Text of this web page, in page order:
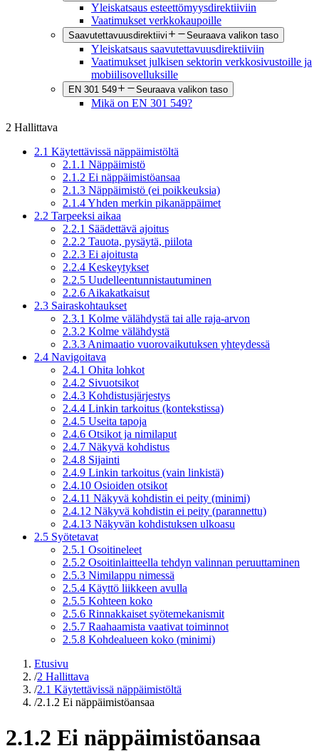
Yleiskatsaus esteettömyysdirektiiviin
Vaatimukset verkkokaupoille
Saavutettavuusdirektiivi Seuraava valikon taso
Yleiskatsaus saavutettavuusdirektiiviin
Vaatimukset julkisen sektorin verkkosivustoille ja
mobiilisovelluksille
EN 301 549 Seuraava valikon taso
Mikä on EN 301 549?
2 Hallittava
2.1 Käytettävissä näppäimistöltä
2.1.1 Näppäimistö
2.1.2 Ei näppäimistöansaa
2.1.3 Näppäimistö (ei poikkeuksia)
2.1.4 Yhden merkin pikanäppäimet
2.2 Tarpeeksi aikaa
2.2.1 Säädettävä ajoitus
2.2.2 Tauota, pysäytä, piilota
2.2.3 Ei ajoitusta
2.2.4 Keskeytykset
2.2.5 Uudelleentunnistautuminen
2.2.6 Aikakatkaisut
2.3 Sairaskohtaukset
2.3.1 Kolme välähdystä tai alle raja-arvon
2.3.2 Kolme välähdystä
2.3.3 Animaatio vuorovaikutuksen yhteydessä
2.4 Navigoitava
2.4.1 Ohita lohkot
2.4.2 Sivuotsikot
2.4.3 Kohdistusjärjestys
2.4.4 Linkin tarkoitus (kontekstissa)
2.4.5 Useita tapoja
2.4.6 Otsikot ja nimilaput
2.4.7 Näkyvä kohdistus
2.4.8 Sijainti
2.4.9 Linkin tarkoitus (vain linkistä)
2.4.10 Osioiden otsikot
2.4.11 Näkyvä kohdistin ei peity (minimi)
2.4.12 Näkyvä kohdistin ei peity (parannettu)
2.4.13 Näkyvän kohdistuksen ulkoasu
2.5 Syötetavat
2.5.1 Osoitineleet
2.5.2 Osoitinlaitteella tehdyn valinnan peruuttaminen
2.5.3 Nimilappu nimessä
2.5.4 Käyttö liikkeen avulla
2.5.5 Kohteen koko
2.5.6 Rinnakkaiset syötemekanismit
2.5.7 Raahaamista vaativat toiminnot
2.5.8 Kohdealueen koko (minimi)
Etusivu
/2 Hallittava
/2.1 Käytettävissä näppäimistöltä
/2.1.2 Ei näppäimistöansaa
2.1.2 Ei näppäimistöansaa